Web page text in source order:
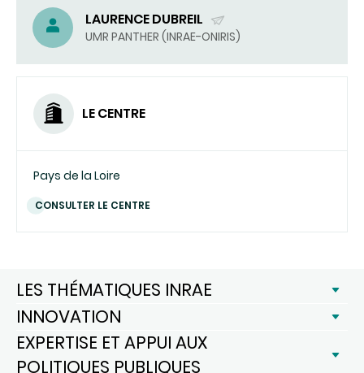
LAURENCE DUBREIL
(ENVOYER
COURRIEL)
UMR PANTHER (INRAE-ONIRIS)
LE CENTRE
Pays de la Loire
CONSULTER LE CENTRE
LES THÉMATIQUES INRAE
INNOVATION
EXPERTISE ET APPUI AUX
POLITIQUES PUBLIQUES